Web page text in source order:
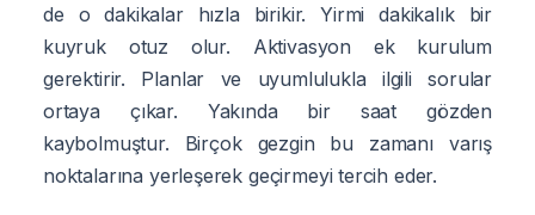
de o dakikalar hızla birikir. Yirmi dakikalık bir
kuyruk otuz olur. Aktivasyon ek kurulum
gerektirir. Planlar ve uyumlulukla ilgili sorular
ortaya çıkar. Yakında bir saat gözden
kaybolmuştur. Birçok gezgin bu zamanı varış
noktalarına yerleşerek geçirmeyi tercih eder.